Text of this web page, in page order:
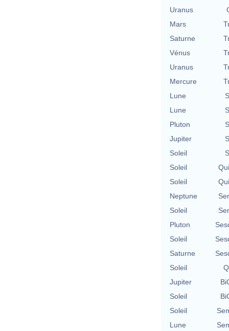
Uranus
Mars
Saturne
Vénus
Uranus
Mercure
Lune
Lune
Pluton
Jupiter
Soleil
Soleil
Soleil
Neptune
Soleil
Pluton
Soleil
Saturne
Soleil
Jupiter
Soleil
Soleil
Lune